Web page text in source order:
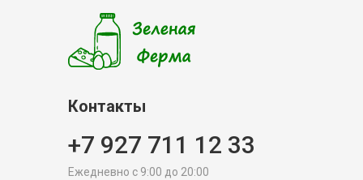
Контакты
Ежедневно с 9:00 до 20:00
+7 927 711 12 33